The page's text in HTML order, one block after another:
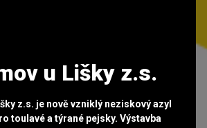
u Lišky z.s.
z.s. je nově vzniklý neziskový azyl
toulavé a týrané pejsky. Výstavba